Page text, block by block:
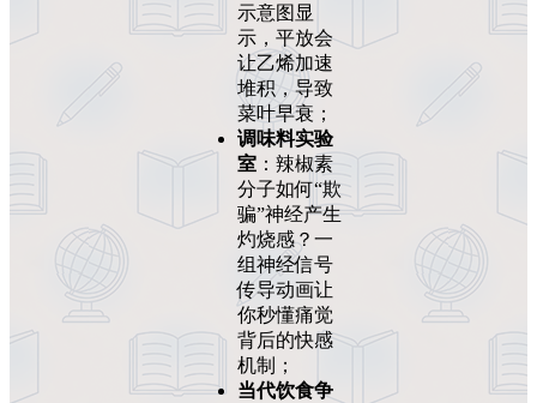
示意图显
示，平放会
让乙烯加速
堆积，导致
菜叶早衰；
调味料实验
室 ：辣椒素
分子如何“欺
骗”神经产生
灼烧感？一
组神经信号
传导动画让
你秒懂痛觉
背后的快感
机制；
当代饮食争